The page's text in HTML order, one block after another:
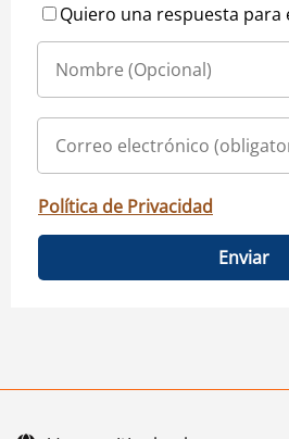
Quiero una respuesta para
Política de Privacidad
Enviar